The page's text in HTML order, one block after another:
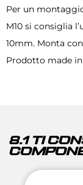
Per un
M10 si consiglia
10mm. Monta
Prodotto made
8.1 TI